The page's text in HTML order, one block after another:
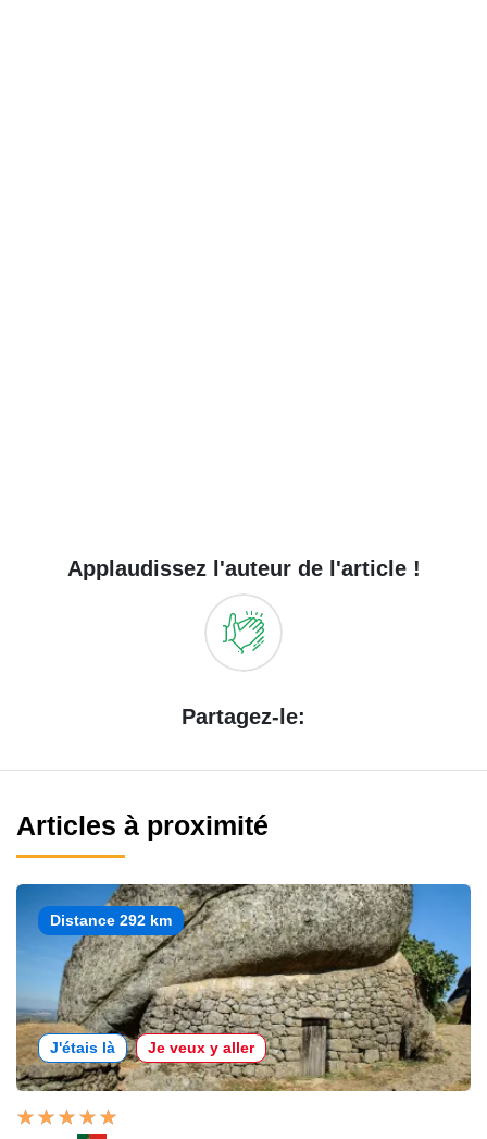
Applaudissez l'auteur de l'article !
Partagez-le:
Articles à proximité
Distance 292 km
J'étais là Je veux y aller